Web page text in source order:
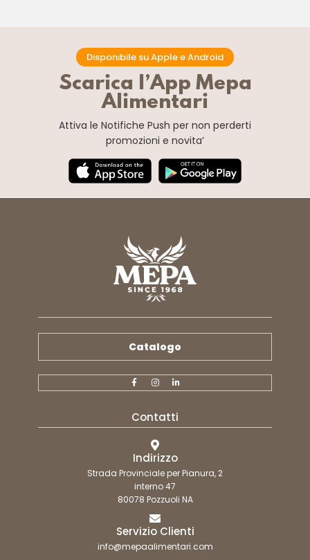
Disponibile su Apple e Android
Scarica l’App Mepa
Alimentari
Attiva le Notifiche Push per non perderti
promozioni e novita’
Catalogo
Contatti
Indirizzo
Strada Provinciale per Pianura, 2
interno 47
80078 Pozzuoli NA
Servizio Clienti
info@mepaalimentari.com